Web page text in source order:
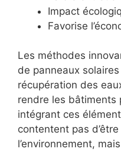
Impact
Favorise
Les méthodes
de panneaux
récupération des
rendre les bâtiments
intégrant ces
contentent pas
l’environnement,